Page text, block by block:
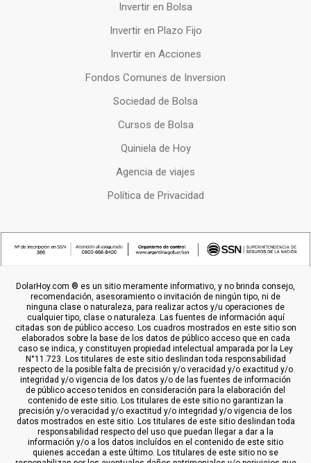
Invertir en Bolsa
Invertir en Plazo Fijo
Invertir en Acciones
Fondos Comunes de Inversion
Sociedad de Bolsa
Cursos de Bolsa
Quiniela de Hoy
Agencia de viajes
Política de Privacidad
DolarHoy.com ® es un sitio meramente informativo, y no brinda consejo,
recomendación, asesoramiento o invitación de ningún tipo, ni de
ninguna clase o naturaleza, para realizar actos y/u operaciones de
cualquier tipo, clase o naturaleza. Las fuentes de información aquí
citadas son de público acceso. Los cuadros mostrados en este sitio son
elaborados sobre la base de los datos de público acceso que en cada
caso se indica, y constituyen propiedad intelectual amparada por la Ley
N°11.723. Los titulares de este sitio deslindan toda responsabilidad
respecto de la posible falta de precisión y/o veracidad y/o exactitud y/o
integridad y/o vigencia de los datos y/o de las fuentes de información
de público acceso tenidos en consideración para la elaboración del
contenido de este sitio. Los titulares de este sitio no garantizan la
precisión y/o veracidad y/o exactitud y/o integridad y/o vigencia de los
datos mostrados en este sitio. Los titulares de este sitio deslindan toda
responsabilidad respecto del uso que puedan llegar a dar a la
información y/o a los datos incluídos en el contenido de este sitio
quienes accedan a este último. Los titulares de este sitio no se